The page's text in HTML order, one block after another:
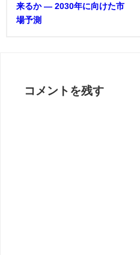
来るか ― 2030年に向けた市
場予測
コメントを残す